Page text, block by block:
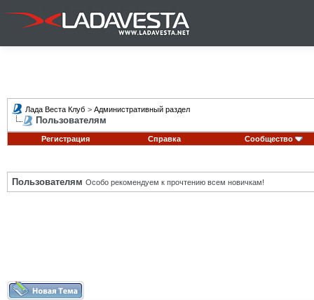
Лада Веста Клуб > Административный раздел
Пользователям
Регистрация Справка Сообщество
Пользователям Особо рекомендуем к прочтению всем новичкам!